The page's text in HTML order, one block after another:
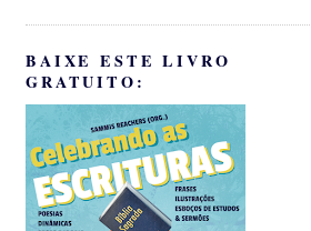
BAIXE ESTE LIVRO
GRATUITO: